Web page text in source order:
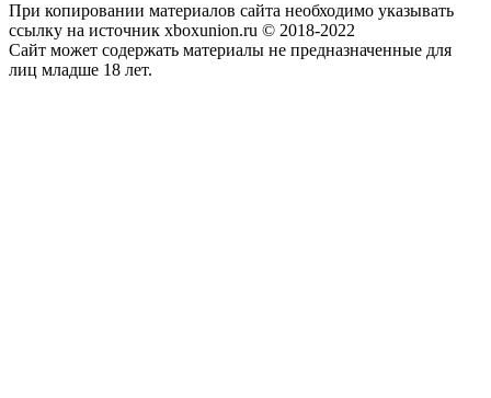
При копировании материалов сайта необходимо указывать
ссылку на источник xboxunion.ru © 2018-2022
Сайт может содержать материалы не предназначенные для
лиц младше 18 лет.